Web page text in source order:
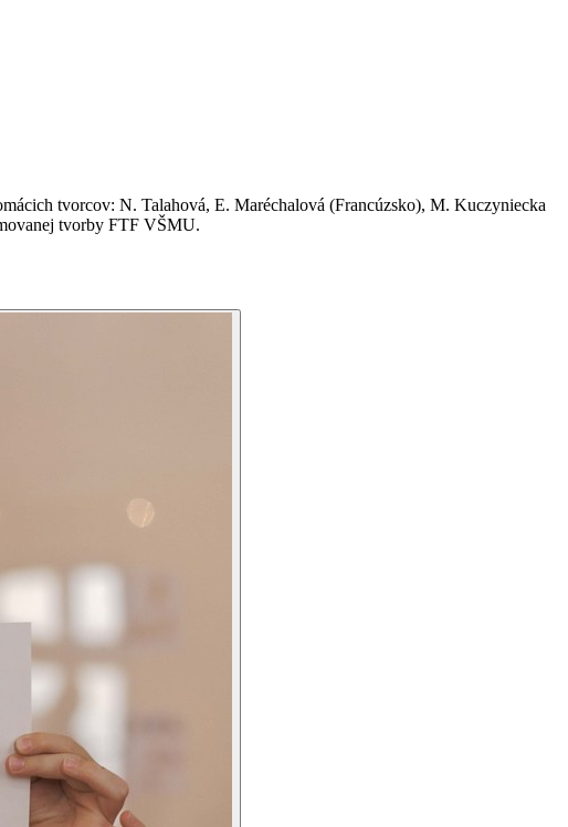
tvorcov: N. Talahová, E. Maréchalová (Francúzsko), M. Kuczyniecka
tvorby FTF VŠMU.